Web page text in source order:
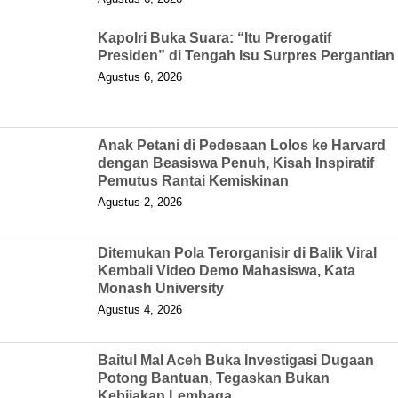
Kapolri Buka Suara: “Itu Prerogatif
Presiden” di Tengah Isu Surpres Pergantian
Agustus 6, 2026
Anak Petani di Pedesaan Lolos ke Harvard
dengan Beasiswa Penuh, Kisah Inspiratif
Pemutus Rantai Kemiskinan
Agustus 2, 2026
Ditemukan Pola Terorganisir di Balik Viral
Kembali Video Demo Mahasiswa, Kata
Monash University
Agustus 4, 2026
Baitul Mal Aceh Buka Investigasi Dugaan
Potong Bantuan, Tegaskan Bukan